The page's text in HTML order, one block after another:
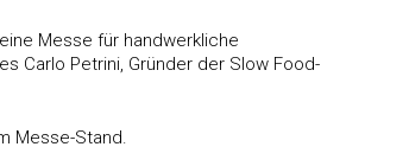
Messe für handwerkliche
Carlo Petrini, Gründer der Slow Food-
Messe-Stand.